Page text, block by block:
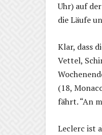
Uhr) auf
die Läufe
Klar, dass
Vettel,
(18,
fährt. “An
Leclerc ist